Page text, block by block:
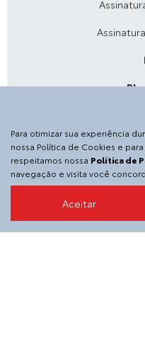
A
Para otimizar sua experiência
nossa Política de Cookies e
respeitamos nossa Política de
navegação e visita você
Aceitar